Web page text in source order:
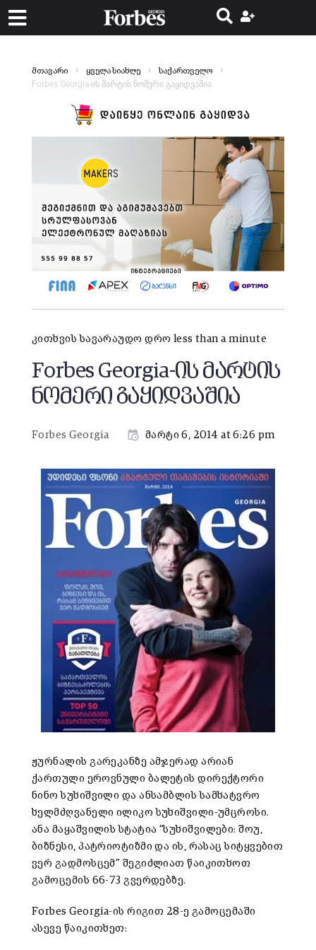
მთავარი ყველა სიახლე საქართველო
Forbes Georgia-ის მარტის ნომერი გაყიდვაშია
კითხვის სავარაუდო დრო less than a minute
Forbes Georgia-ის მარტის
ნომერი გაყიდვაშია
Forbes Georgia მარტი 6, 2014 at 6:26 pm
ჟურნალის გარეკანზე ამჯერად არიან
ქართული ეროვნული ბალეტის დირექტორი
ნინო სუხიშვილი და ანსამბლის სამხატვრო
ხელმძღვანელი ილიკო სუხიშვილი-უმცროსი.
ანა მაყაშვილის სტატია “სუხიშვილები: შოუ,
ბიზნესი, პატრიოტიზმი და ის, რასაც სიტყვებით
ვერ გადმოსცემ” შეგიძლიათ წაიკითხოთ
გამოცემის 66-73 გვერდებზე.
Forbes Georgia-ის რიგით 28-ე გამოცემაში
ასევე წაიკითხეთ: